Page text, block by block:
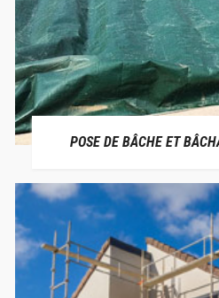
POSE DE BÂCHE ET